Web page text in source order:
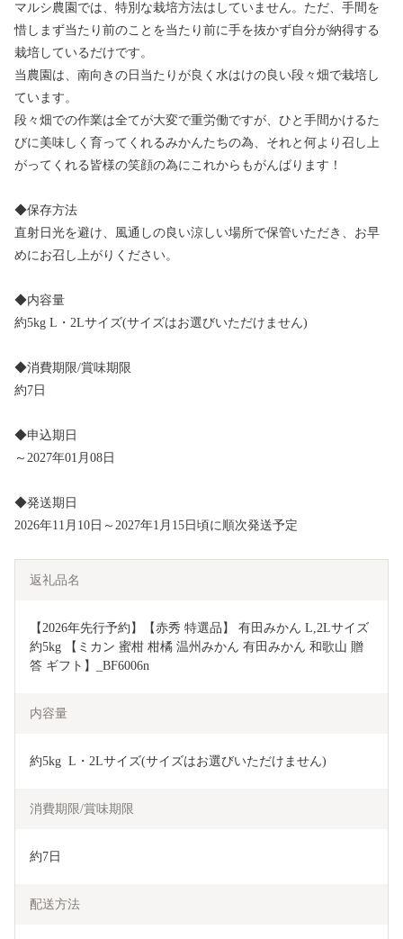
マルシ農園では、特別な栽培方法はしていません。ただ、手間を
惜しまず当たり前のことを当たり前に手を抜かず自分が納得する
栽培しているだけです。
当農園は、南向きの日当たりが良く水はけの良い段々畑で栽培し
ています。
段々畑での作業は全てが大変で重労働ですが、ひと手間かけるた
びに美味しく育ってくれるみかんたちの為、それと何より召し上
がってくれる皆様の笑顔の為にこれからもがんばります！
◆保存方法
直射日光を避け、風通しの良い涼しい場所で保管いただき、お早
めにお召し上がりください。
◆内容量
約5kg L・2Lサイズ(サイズはお選びいただけません)
◆消費期限/賞味期限
約7日
◆申込期日
～2027年01月08日
◆発送期日
2026年11月10日～2027年1月15日頃に順次発送予定
返礼品名
【2026年先行予約】【赤秀 特選品】 有田みかん L,2Lサイズ
約5kg 【ミカン 蜜柑 柑橘 温州みかん 有田みかん 和歌山 贈
答 ギフト】_BF6006n
内容量
約5kg  L・2Lサイズ(サイズはお選びいただけません)
消費期限/賞味期限
約7日
配送方法